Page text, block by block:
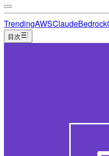
TrendingAWSClaudeBedrock
目次